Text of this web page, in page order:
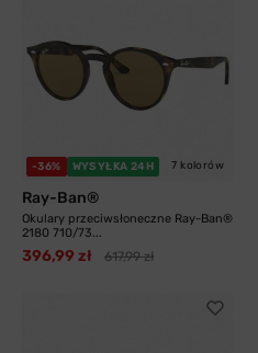
-36% WYSYŁKA 24H 7 kolorów
Ray-Ban®
Okulary przeciwsłoneczne Ray-Ban®
2180 710/73...
396,99 zł 617,99 zł